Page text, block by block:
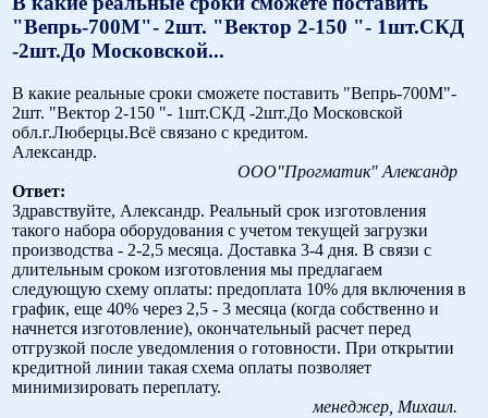
"Вепрь-700М"- 2шт. "Вектор 2-150 "- 1шт.СКД
-2шт.До Московской...
В какие реальные сроки сможете поставить "Вепрь-700М"-
2шт. "Вектор 2-150 "- 1шт.СКД -2шт.До Московской
обл.г.Люберцы.Всё связано с кредитом.
Александр.
ООО"Прогматик" Александр
Ответ:
Здравствуйте, Александр. Реальный срок изготовления
такого набора оборудования с учетом текущей загрузки
производства - 2-2,5 месяца. Доставка 3-4 дня. В связи с
длительным сроком изготовления мы предлагаем
следующую схему оплаты: предоплата 10% для включения в
график, еще 40% через 2,5 - 3 месяца (когда собственно и
начнется изготовление), окончательный расчет перед
отгрузкой после уведомления о готовности. При открытии
кредитной линии такая схема оплаты позволяет
минимизировать переплату.
менеджер, Михаил.